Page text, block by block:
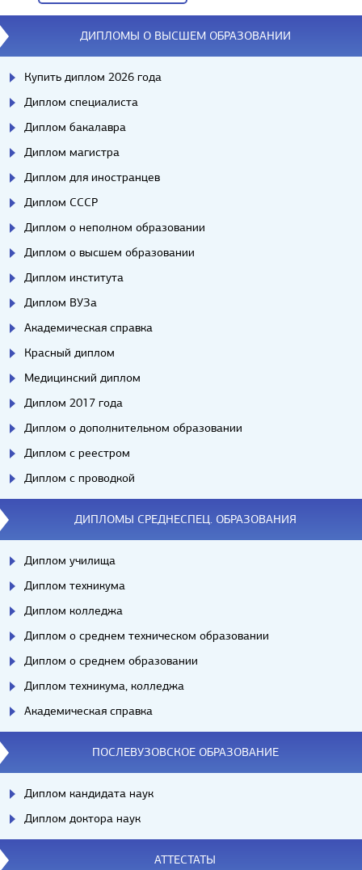
Вопросы/ответы
ДИПЛОМЫ О ВЫСШЕМ ОБРАЗОВАНИИ
Купить диплом 2026 года
Диплом специалиста
Диплом бакалавра
Диплом магистра
Диплом для иностранцев
Диплом СССР
Диплом о неполном образовании
Диплом о высшем образовании
Диплом института
Диплом ВУЗа
Академическая справка
Красный диплом
Медицинский диплом
Диплом 2017 года
Диплом о дополнительном образовании
Диплом с реестром
Диплом с проводкой
ДИПЛОМЫ СРЕДНЕСПЕЦ. ОБРАЗОВАНИЯ
Диплом училища
Диплом техникума
Диплом колледжа
Диплом о среднем техническом образовании
Диплом о среднем образовании
Диплом техникума, колледжа
Академическая справка
ПОСЛЕВУЗОВСКОЕ ОБРАЗОВАНИЕ
Диплом кандидата наук
Диплом доктора наук
АТТЕСТАТЫ